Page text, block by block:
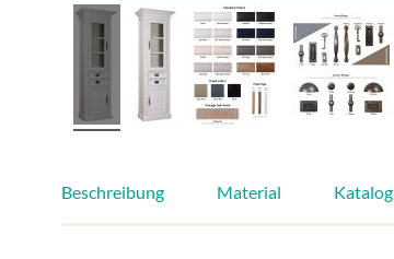
Beschreibung Material Katalog